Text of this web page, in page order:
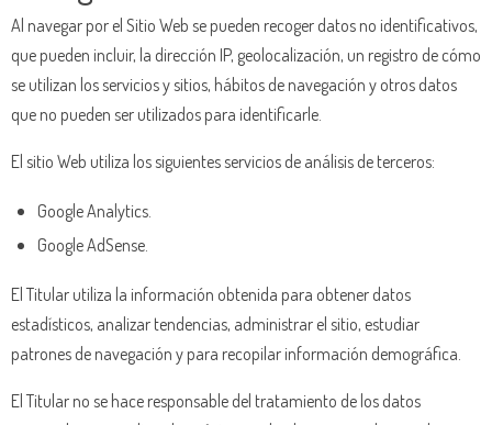
Al navegar por el Sitio Web se pueden recoger datos no identificativos,
que pueden incluir, la dirección IP, geolocalización, un registro de cómo
se utilizan los servicios y sitios, hábitos de navegación y otros datos
que no pueden ser utilizados para identificarle.
El sitio Web utiliza los siguientes servicios de análisis de terceros:
Google Analytics.
Google AdSense.
El Titular utiliza la información obtenida para obtener datos
estadísticos, analizar tendencias, administrar el sitio, estudiar
patrones de navegación y para recopilar información demográfica.
El Titular no se hace responsable del tratamiento de los datos